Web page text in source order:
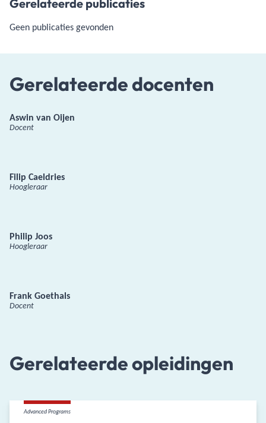
Gerelateerde publicaties
Geen publicaties gevonden
Gerelateerde docenten
Aswin van Oijen
Docent
Filip Caeldries
Hoogleraar
Philip Joos
Hoogleraar
Frank Goethals
Docent
Gerelateerde opleidingen
Advanced Programs